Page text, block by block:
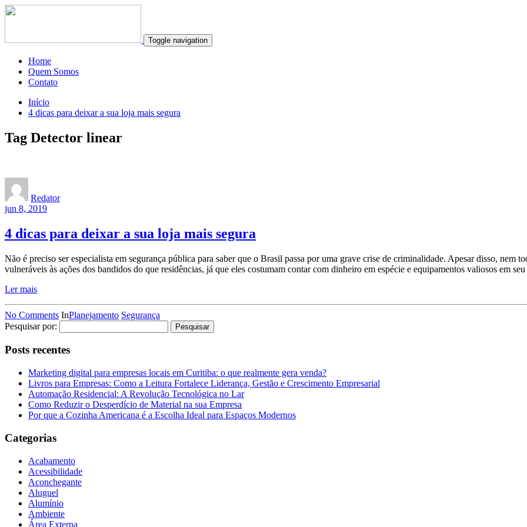
Toggle navigation
Home
Quem Somos
Contato
Início
4 dicas para deixar a sua loja mais segura
Tag Detector linear
Redator
jun 8, 2019
4 dicas para deixar a sua loja mais segura
Não é preciso ser especialista em segurança pública para saber que o Brasil passa por uma grave crise de criminalidade. Apesar disso, nem
vulneráveis às ações dos bandidos do que residências, já que eles costumam contar com dinheiro em espécie e equipamentos valiosos em
Ler mais
No Comments InPlanejamento Segurança
Pesquisar por:
Posts recentes
Marketing digital para empresas locais em Curitiba: o que realmente gera venda?
Livros para Empresas: Como a Leitura Fortalece Liderança, Gestão e Crescimento Empresarial
Automação Residencial: A Revolução Tecnológica no Lar
Como Reduzir o Desperdício de Material na sua Empresa
Por que a Cozinha Americana é a Escolha Ideal para Espaços Modernos
Categorias
Acabamento
Acessibilidade
Aconchegante
Aluguel
Alumínio
Ambiente
Área Externa